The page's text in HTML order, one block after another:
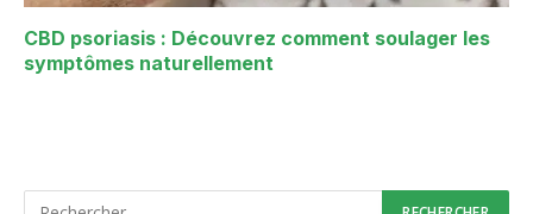
CBD psoriasis : Découvrez comment soulager les
symptômes naturellement